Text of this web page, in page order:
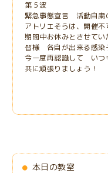
第５波
緊急事態宣言 活動自粛
アトリエそらは、開催不
期間中お休みとさせてい
皆様 各自が出来る感染
今一度再認識して いつ
共に頑張りましょう！
本日の教室